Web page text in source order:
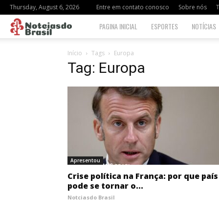
Thursday, August 6, 2026 Entre em contato conosco Sobre nós
Notciasdo
Brasil
PAGINA INICIAL ESPORTES NOTÍCIAS
Início Tags Europa
Tag: Europa
Apresentou
Crise política na França: por que país
pode se tornar o...
Notciasdo Brasil